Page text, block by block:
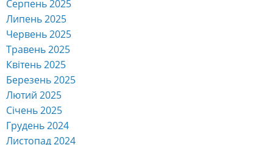
Серпень 2025
Липень 2025
Червень 2025
Травень 2025
Квітень 2025
Березень 2025
Лютий 2025
Січень 2025
Грудень 2024
Листопад 2024